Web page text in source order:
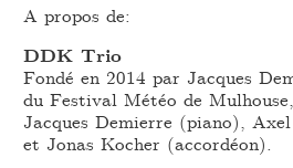
A propos de:
DDK Trio
Fondé en 2014 par Jacques
du Festival Météo de
Jacques Demierre (piano),
et Jonas Kocher (accordéon).